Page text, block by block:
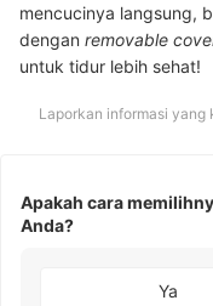
mencucinya langsung,
dengan removable
untuk tidur lebih sehat!
Laporkan informasi yang
Apakah cara
Anda?
Ya